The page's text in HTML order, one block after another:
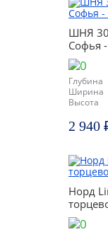
ШНЯ
Софья
Глубина
Ширина
Высота
2 940
Норд